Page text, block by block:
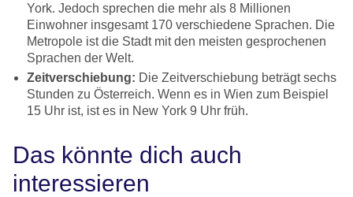
York. Jedoch sprechen die mehr als 8 Millionen
Einwohner insgesamt 170 verschiedene Sprachen. Die
Metropole ist die Stadt mit den meisten gesprochenen
Sprachen der Welt.
Zeitverschiebung: Die Zeitverschiebung beträgt sechs
Stunden zu Österreich. Wenn es in Wien zum Beispiel
15 Uhr ist, ist es in New York 9 Uhr früh.
Das könnte dich auch
interessieren